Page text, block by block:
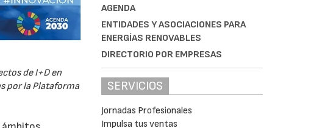
de I+D en
por la Plataforma
AGENDA
ENTIDADES Y ASOCIACIONES PARA
ENERGÍAS RENOVABLES
DIRECTORIO POR EMPRESAS
SERVICIOS
Jornadas Profesionales
Impulsa tus ventas